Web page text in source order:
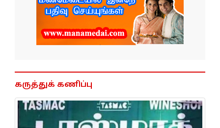
கருத்துக் கணிப்பு